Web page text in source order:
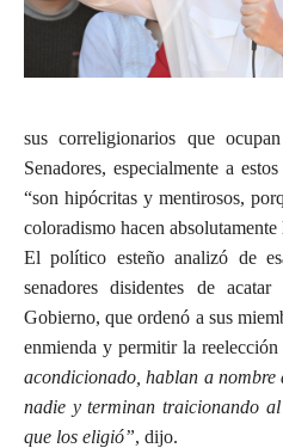
sus correligionarios que
Senadores, especialmente a
“son hipócritas y mentirosos,
coloradismo hacen
El político esteño analizó de
senadores disidentes de
Gobierno, que ordenó a sus
enmienda y permitir la reelección
acondicionado, hablan a nombre
nadie y terminan traicionando
que los eligió”, dijo.